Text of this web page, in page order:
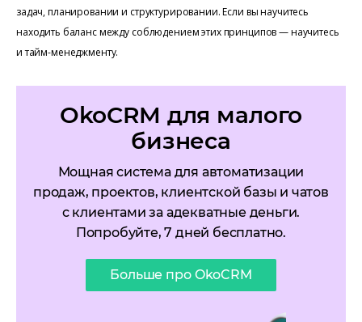
задач, планировании и структурировании. Если вы научитесь
находить баланс между соблюдением этих принципов — научитесь
и тайм-менеджменту.
OkoCRM для малого
бизнеса
Мощная система для автоматизации
продаж, проектов, клиентской базы и чатов
с клиентами за адекватные деньги.
Попробуйте, 7 дней бесплатно.
Больше про OkoCRM